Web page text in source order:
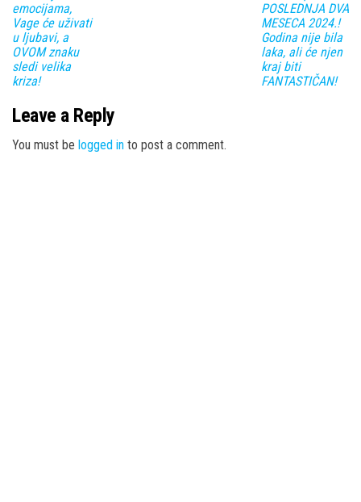
emocijama,
Vage će uživati
u ljubavi, a
OVOM znaku
sledi velika
kriza!
POSLEDNJA DVA
MESECA 2024.!
Godina nije bila
laka, ali će njen
kraj biti
FANTASTIČAN!
Leave a Reply
You must be logged in to post a comment.